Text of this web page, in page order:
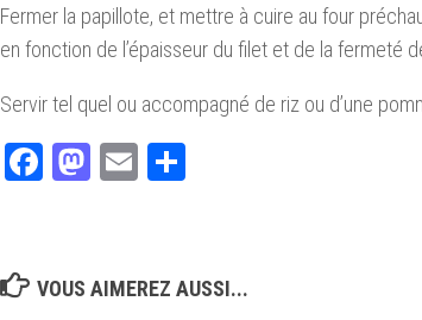
Fermer la papillote, et mettre à cuire au four
en fonction de l’épaisseur du filet et de la fermeté
Servir tel quel ou accompagné de riz ou d’une
Facebook
Mastodon
Email
VOUS AIMEREZ AUSSI...